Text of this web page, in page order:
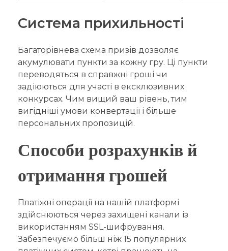
Система прихильності
Багаторівнева схема призів дозволяє
акумулювати пункти за кожну гру. Ці пункти
переводяться в справжні гроші чи
задіюються для участі в ексклюзивних
конкурсах. Чим вищий ваш рівень, тим
вигідніші умови конвертації і більше
персональних пропозицій.
Способи розрахунків й
отримання грошей
Платіжні операції на нашій платформі
здійснюються через захищені канали із
використанням SSL-шифрування.
Забезпечуємо більш ніж 15 популярних